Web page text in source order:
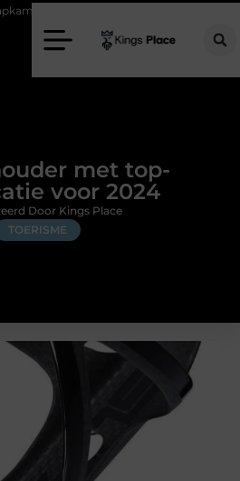
met interieuradvies Zwolle
met top-
voor 2024
TOERISME
Door Kings Place